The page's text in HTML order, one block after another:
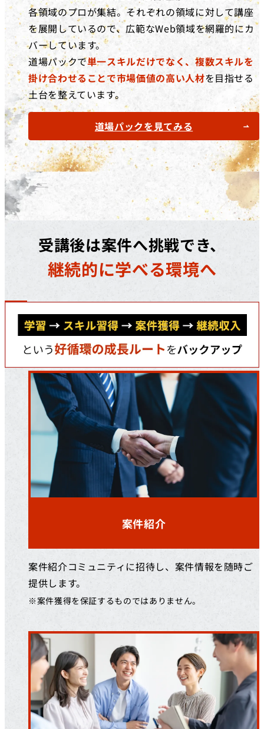
各領域のプロが集結。それぞれの領域に対して講座
を展開しているので、広範なWeb領域を網羅的にカ
バーしています。
道場パックで単一スキルだけでなく、複数スキルを
掛け合わせることで市場価値の高い人材を目指せる
土台を整えています。
道場パックを見てみる
受講後は案件へ挑戦でき、
継続的に学べる環境へ
案件紹介
案件紹介コミュニティに招待し、案件情報を随時ご
提供します。
※案件獲得を保証するものではありません。